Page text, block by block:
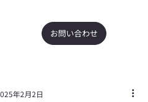
お問い合わせ
年2月2日